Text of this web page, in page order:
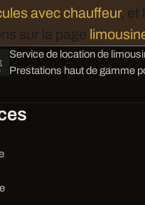
avec chauffeur, et
sur la page
Service de location de
Prestations haut de gamme